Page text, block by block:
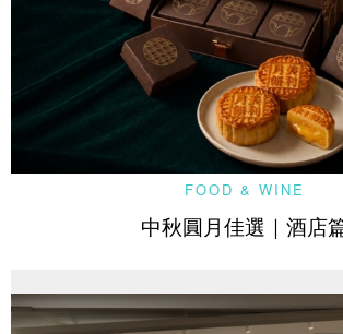
FOOD & WINE
中秋圓月佳選｜酒店